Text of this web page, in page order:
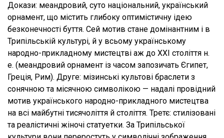
Докази: меандровий, суто національний, український
орнамент, що містить глибоку оптимістичну ідею
безконечності буття. Сей мотив стане домінантним і в
Трипільській культурі, й у всьому українському
народно-прикладному мистецтві аж до XXI століття н.
е. (меандровий орнамент із часом запозичать Єгипет,
Греція, Рим). Друге: мізинські культові браслети з
сонячною та місячною символікою — надалі провідний
мотив українського народно-прикладного мистецтва
на всі майбутні тисячоліття й століття. Третє: стилізовані
та реалістичні жіночі статуетки. За Трипільської